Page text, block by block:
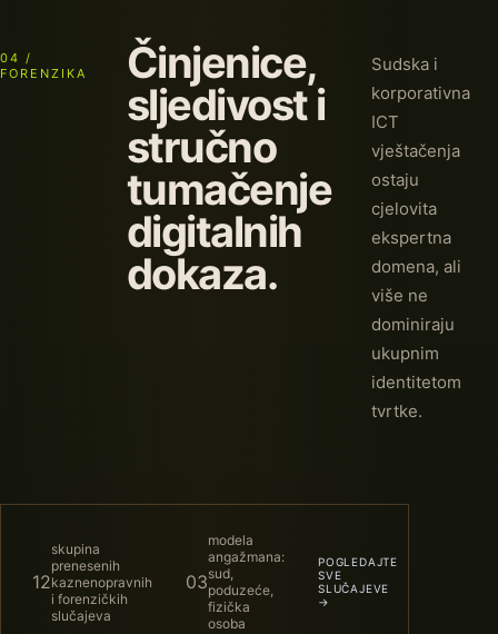
04 /
FORENZIKA
Činjenice,
sljedivost i
stručno
tumačenje
digitalnih
dokaza.
Sudska i
korporativna
ICT
vještačenja
ostaju
cjelovita
ekspertna
domena, ali
više ne
dominiraju
ukupnim
identitetom
tvrtke.
12
skupina
prenesenih
kaznenopravnih
i forenzičkih
slučajeva
03
modela
angažmana:
sud,
poduzeće,
fizička
osoba
POGLEDAJTE
SVE
SLUČAJEVE
→